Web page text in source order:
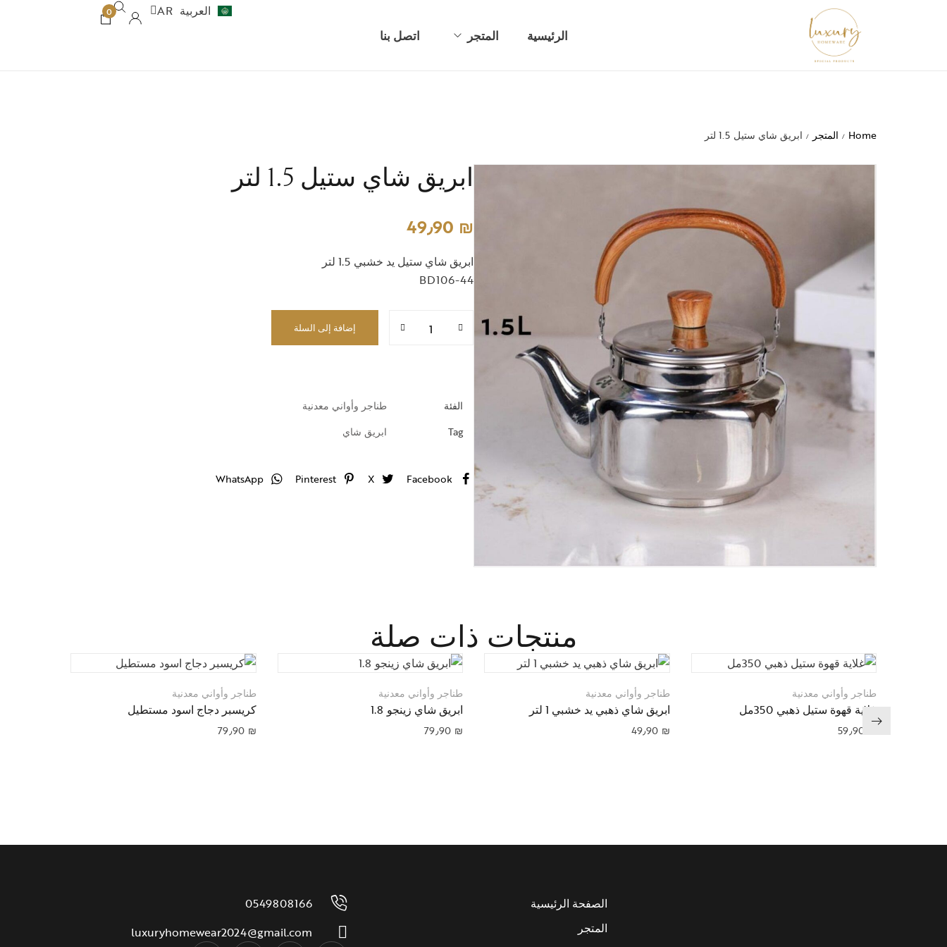
الرئيسية المتجر
تحف وديكور
طناجر وأواني معدنية
معالق شوك وسكاكين
خطوط ضيافة
اتصل بنا
العربية ARעברית HE
0
Home
/ المتجر / ابريق شاي ستيل 1.5 لتر
ابريق شاي ستيل 1.5 لتر
49٫90 ₪
ابريق شاي ستيل يد خشبي 1.5 لتر
BD106-44
إضافة إلى السلة
الفئة
طناجر وأواني معدنية
Tag
ابريق شاي
Facebook
X
Pinterest
WhatsApp
منتجات ذات صلة
طناجر وأواني معدنية
غلاية قهوة ستيل ذهبي 350مل
59٫90
طناجر وأواني معدنية
ابريق شاي ذهبي يد خشبي 1 لتر
49٫90 ₪
طناجر وأواني معدنية
ابريق شاي زينجو 1.8
79٫90 ₪
طناجر وأواني معدنية
كريسبر دجاج اسود مستطيل
79٫90 ₪
الصفحة الرئيسية
المتجر
0549808166
luxuryhomewear2024@gmail.com